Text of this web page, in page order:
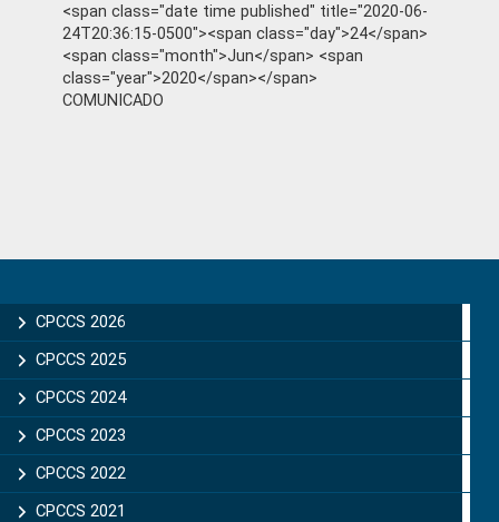
<span class="date time published" title="2020-06-
24T20:36:15-0500"><span class="day">24</span>
<span class="month">Jun</span> <span
class="year">2020</span></span>
COMUNICADO
Sidebar
CPCCS 2026
CPCCS 2025
CPCCS 2024
CPCCS 2023
CPCCS 2022
CPCCS 2021